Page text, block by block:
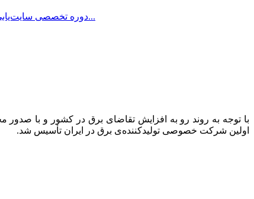
دوره تخصصی سایت‌یابی نیروگاه‌های بادی به همت سازمان انرژی‌های تجدیدپذیر و بهره‌وری انرژی برق (ساتبا) و به میزبانی نیروگاه بادی سیاهپوش، طی روزهای ۲۰ و...
اولین شرکت خصوصی تولیدکننده‌ی برق در ایران تأسیس شد.